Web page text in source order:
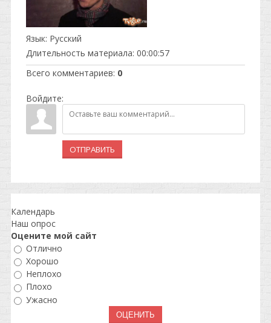
Язык: Русский
Длительность материала: 00:00:57
Всего комментариев: 0
Войдите:
ОТПРАВИТЬ
Календарь
Наш опрос
Оцените мой сайт
Отлично
Хорошо
Неплохо
Плохо
Ужасно